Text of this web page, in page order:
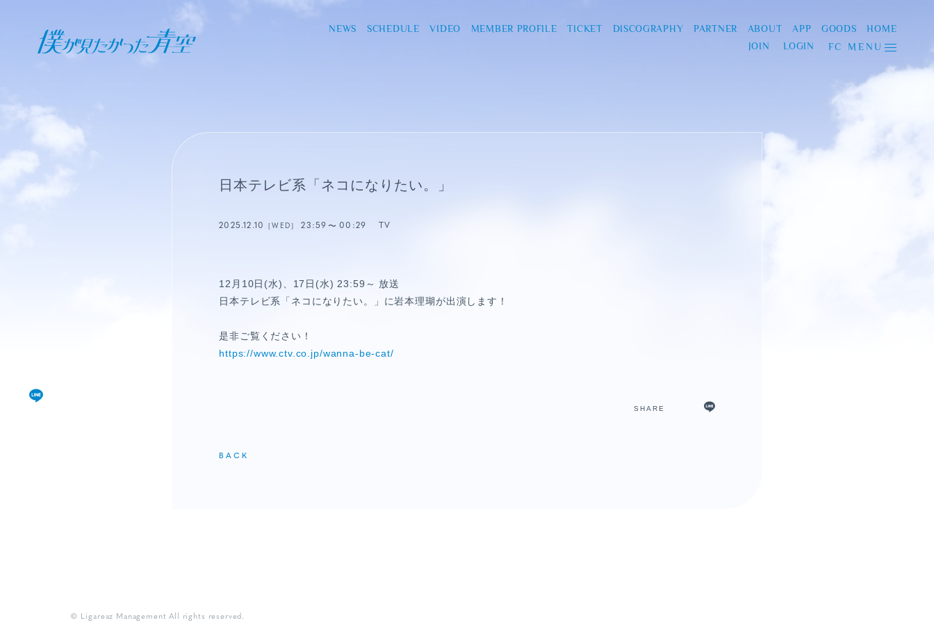
NEWS SCHEDULE VIDEO MEMBER PROFILE TICKET DISCOGRAPHY PARTNER ABOUT APP GOODS
HOME
JOIN
LOGIN FC MENU
日記
RADIO
思い出
日本テレビ系「ネコになりたい。」
2025.12.10 ［WED］23:59 00:29 TV
12月10日(水)、17日(水) 23:59～ 放送
日本テレビ系「ネコになりたい。」に岩本理瑚が出演します！
是非ご覧ください！
https://www.ctv.co.jp/wanna-be-cat/
SHARE
BACK
© Ligareaz Management All rights reserved.